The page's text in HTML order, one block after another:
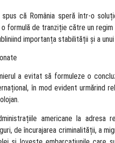
că România speră într-o
formulă de tranziție către un
importanța stabilității și a
a evitat să formuleze o
în mod evident urmărind
americane la adresa
de încurajarea criminalității, a